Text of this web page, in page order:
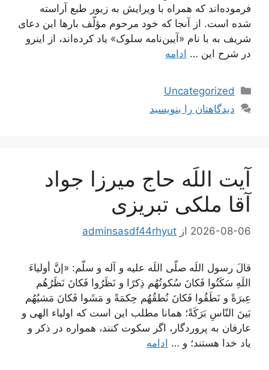
فرموده‌اند که همراه با ویرایش به زیور طبع آراسته
شده است. از آنجا که خود مرحوم مؤلّف بارها این دعای
شریف به با نام «آیین‌نامه سلوک» یاد کرده‌اند، از اینرو
در شرح این … ادامه
دسته‌ها
Uncategorized
دیدگاهتان را بنویسید
آیت اللَه حاج میرزا جواد
آقا ملکی تبریزی
2026-08-06 از adminsasdf44rhyut
قالَ رسول اللَه صلّى اللَه عليه و آله و سلّم: «إنَّ أولياءَ
اللَهِ سَكَتُوا فَكانَ سُكوتُهُم ذِكرًا و نَظَرُوا فَكانَ نَظَرُهُم
عِبرَةً و نَطَقُوا فَكانَ نُطقُهُم حِكمَةً و مَشَوا فَكانَ مَشيُهُم
بَينَ النّاسِ بَرَكَةً؛ همانا مطلب اين است كه اولياء الهى و
عارفان به پروردگار، اگر سكوت كنند، همواره در ذكر و
ياد خدا هستند؛ و … ادامه